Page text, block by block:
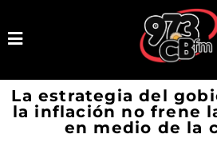
La estrategia del
la inflación no frene
en medio de la